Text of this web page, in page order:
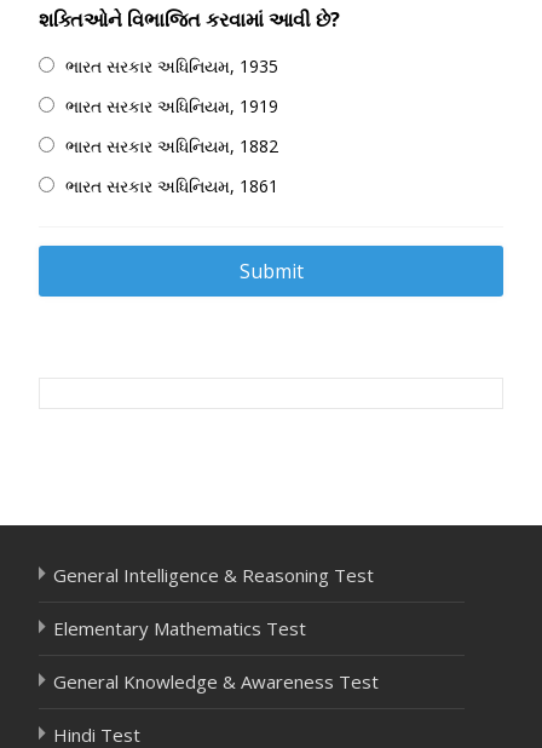
શક્તિઓને વિભાજિત કરવામાં આવી છે?
ભારત સરકાર અધિનિયમ, 1935
ભારત સરકાર અધિનિયમ, 1919
ભારત સરકાર અધિનિયમ, 1882
ભારત સરકાર અધિનિયમ, 1861
Post
General Intelligence & Reasoning Test
Elementary Mathematics Test
General Knowledge & Awareness Test
Hindi Test